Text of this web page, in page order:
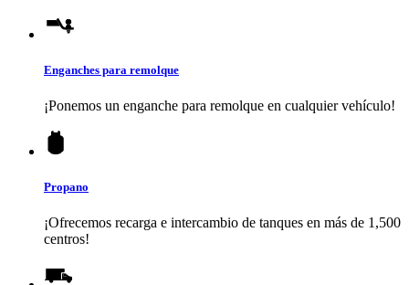
Enganches para remolque
¡Ponemos un enganche para remolque en cualquier vehículo!
Propano
¡Ofrecemos recarga e intercambio de tanques en más de 1,500
centros!